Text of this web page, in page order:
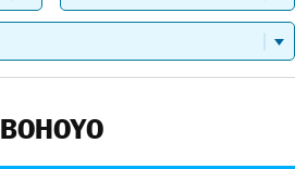
BOHOYO